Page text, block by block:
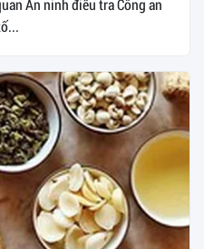
An ninh điều tra Công an